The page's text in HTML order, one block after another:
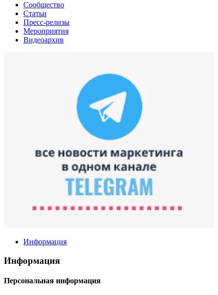
Сообщество
Статьи
Пресс-релизы
Мероприятия
Видеоархив
Информация
Информация
Персональная информация